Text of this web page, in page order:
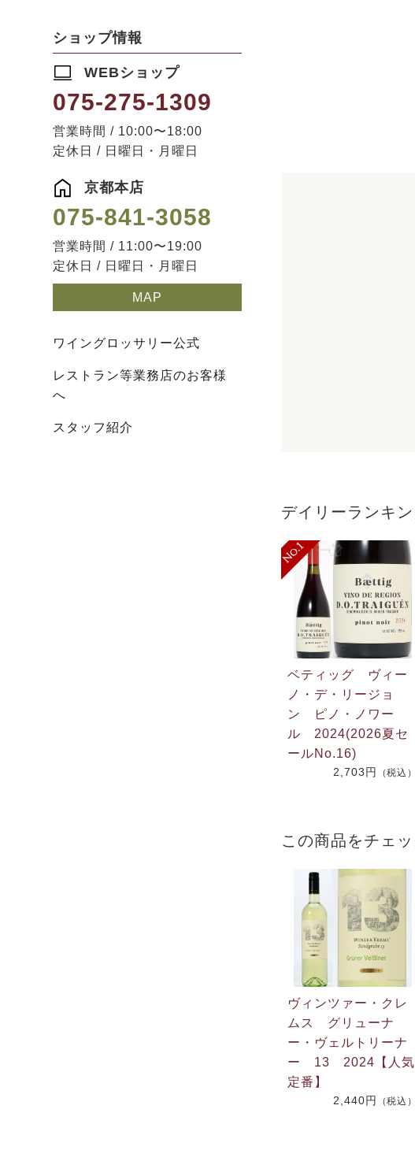
ショップ情報
WEBショップ
075-275-1309
営業時間 / 10:00〜18:00
定休日 / 日曜日・月曜日
京都本店
075-841-3058
営業時間 / 11:00〜19:00
定休日 / 日曜日・月曜日
MAP
ワイングロッサリー公式
レストラン等業務店のお客様
へ
スタッフ紹介
デイリーランキ
ベティッグ ヴィー
ノ・デ・リージョ
ン ピノ・ノワー
ル 2024(2026夏セ
ールNo.16)
2,703円 （税込）
この商品をチェ
ヴィンツァー・クレ
ムス グリューナ
ー・ヴェルトリーナ
ー 13 2024【人気
定番】
2,440円 （税込）